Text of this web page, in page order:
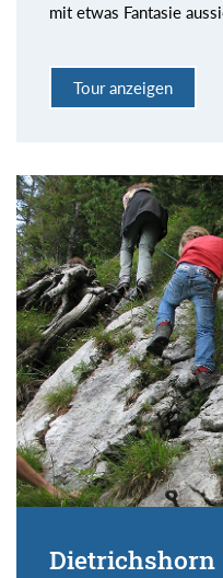
mit etwas Fantasie
Tour anzeigen
Dietrichshorn